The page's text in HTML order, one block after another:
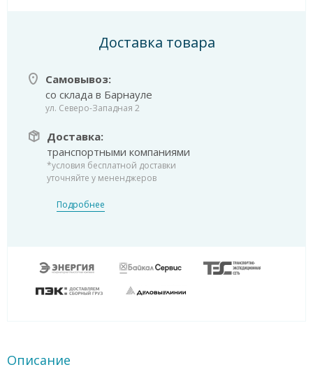
Доставка товара
Самовывоз:
со склада в Барнауле
ул. Северо-Западная 2
Доставка:
транспортными компаниями
*условия бесплатной доставки
уточняйте у мененджеров
Подробнее
Описание